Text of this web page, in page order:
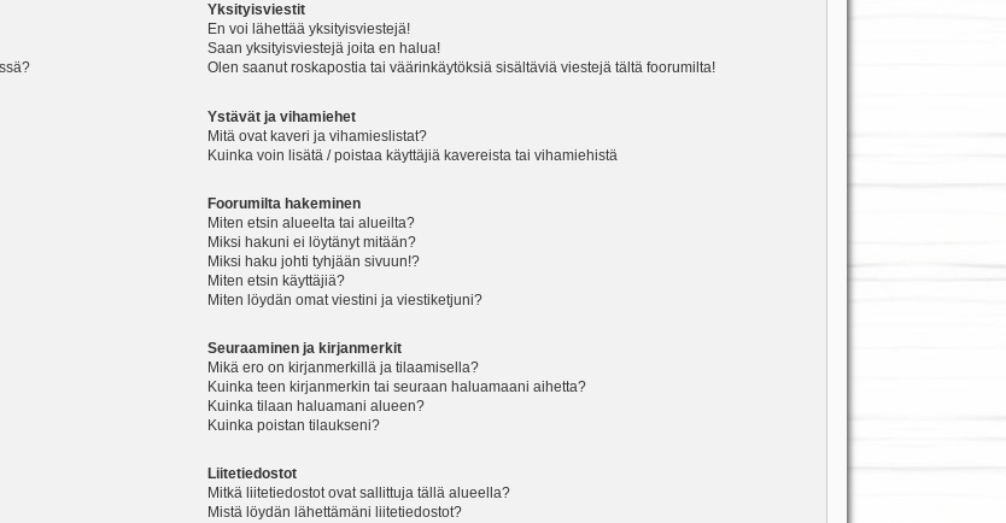
Yksityisviestit
En voi lähettää yksityisviestejä!
Saan yksityisviestejä joita en halua!
Olen saanut roskapostia tai väärinkäytöksiä sisältäviä viestejä tältä foorumilta!
Ystävät ja vihamiehet
Mitä ovat kaveri ja vihamieslistat?
Kuinka voin lisätä / poistaa käyttäjiä kavereista tai vihamiehistä
Foorumilta hakeminen
Miten etsin alueelta tai alueilta?
Miksi hakuni ei löytänyt mitään?
Miksi haku johti tyhjään sivuun!?
Miten etsin käyttäjiä?
Miten löydän omat viestini ja viestiketjuni?
Seuraaminen ja kirjanmerkit
Mikä ero on kirjanmerkillä ja tilaamisella?
Kuinka teen kirjanmerkin tai seuraan haluamaani aihetta?
Kuinka tilaan haluamani alueen?
Kuinka poistan tilaukseni?
Liitetiedostot
Mitkä liitetiedostot ovat sallittuja tällä alueella?
Mistä löydän lähettämäni liitetiedostot?